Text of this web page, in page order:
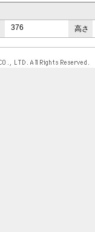
376 高さ